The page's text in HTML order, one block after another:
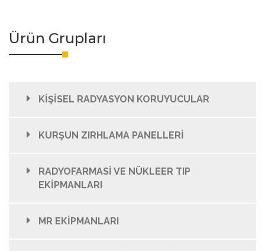
Ürün Grupları
KİŞİSEL RADYASYON KORUYUCULAR
KURŞUN ZIRHLAMA PANELLERİ
RADYOFARMASİ VE NÜKLEER TIP
EKİPMANLARI
MR EKİPMANLARI